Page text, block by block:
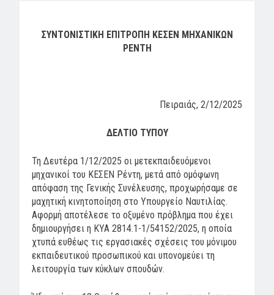
ΣΥΝΤΟΝΙΣΤΙΚΗ ΕΠΙΤΡΟΠΗ ΚΕΣΕΝ ΜΗΧΑΝΙΚΩΝ
ΡΕΝΤΗ
Πειραιάς, 2/12/2025
ΔΕΛΤΙΟ ΤΥΠΟΥ
Τη Δευτέρα 1/12/2025 οι μετεκπαιδευόμενοι
μηχανικοί του ΚΕΣΕΝ Ρέντη, μετά από ομόφωνη
απόφαση της Γενικής Συνέλευσης, προχωρήσαμε σε
μαχητική κινητοποίηση στο Υπουργείο Ναυτιλίας.
Αφορμή αποτέλεσε το οξυμένο πρόβλημα που έχει
δημιουργήσει η ΚΥΑ 2814.1-1/54152/2025, η οποία
χτυπά ευθέως τις εργασιακές σχέσεις του μόνιμου
εκπαιδευτικού προσωπικού και υπονομεύει τη
λειτουργία των κύκλων σπουδών.